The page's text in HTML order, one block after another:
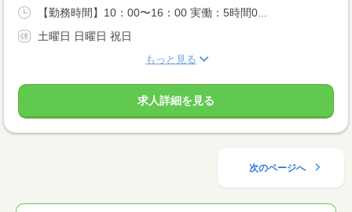
【勤務時間】10：00〜16：00 実働：5時間0...
土曜日 日曜日 祝日
もっと見る
求人詳細を見る
次のページへ